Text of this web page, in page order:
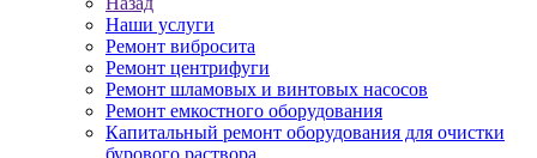
Наши услуги
Ремонт вибросита
Ремонт центрифуги
Ремонт шламовых и винтовых насосов
Ремонт емкостного оборудования
Капитальный ремонт оборудования для очистки
бурового раствора